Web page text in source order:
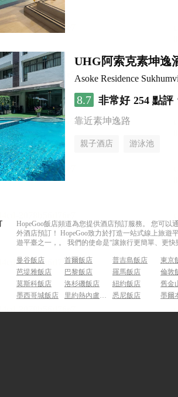
UHG阿索克素坤逸
Asoke Residence
8.7 非常好 254 點評
靠近素坤逸路
親子酒店 游泳池
HopeGoo飯店頻道為您提供酒店預訂服務。 您可
外酒店預訂！ HopeGoo致力於打造一站式線上旅
遊平臺之一，。 我們的使命是“讓旅行更簡單、更
曼谷飯店 首爾飯店 普吉島飯店
東京
芭堤雅飯店
巴黎飯店 羅馬飯店
倫敦
莫斯科飯店
洛杉磯飯店 紐約飯店
舊金
墨西哥城飯店
里約熱內盧飯店 悉尼飯店 墨爾